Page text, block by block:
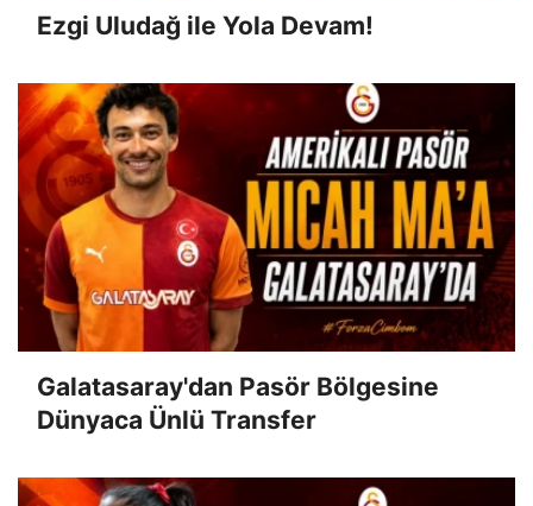
Ezgi Uludağ ile Yola Devam!
Galatasaray'dan Pasör Bölgesine
Dünyaca Ünlü Transfer